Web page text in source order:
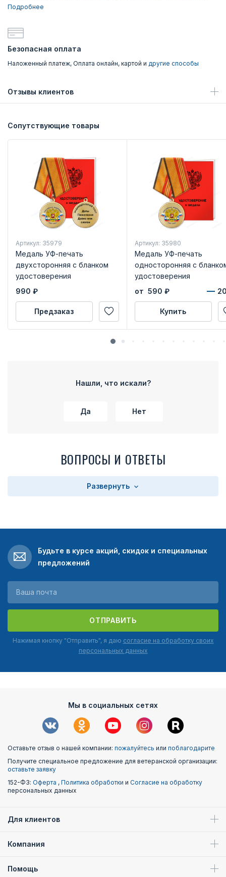
Подробнее
Безопасная оплата
Наложенный платеж, Оплата онлайн, картой и другие способы
Отзывы клиентов
Сопутствующие товары
Артикул: 35979
Медаль УФ-печать
двухсторонняя с бланком
удостоверения
990 ₽
Предзаказ
Артикул: 35980
Медаль УФ-печать
односторонняя с
удостоверения
от 590 ₽
Купить
Нашли, что искали?
Да Нет
ВОПРОСЫ И ОТВЕТЫ
Развернуть
Будьте в курсе акций, скидок и специальных
предложений
ОТПРАВИТЬ
Нажимая кнопку "Отправить", я даю согласие на обработку своих
персональных данных
Мы в социальных сетях
Оставьте отзыв о нашей компании: пожалуйтесь или поблагодарите
Получите специальное предложение для ветеранской организации:
оставьте заявку
152-ФЗ: Оферта , Политика обработки и Согласие на обработку
персональных данных
Для клиентов
Компания
Помощь